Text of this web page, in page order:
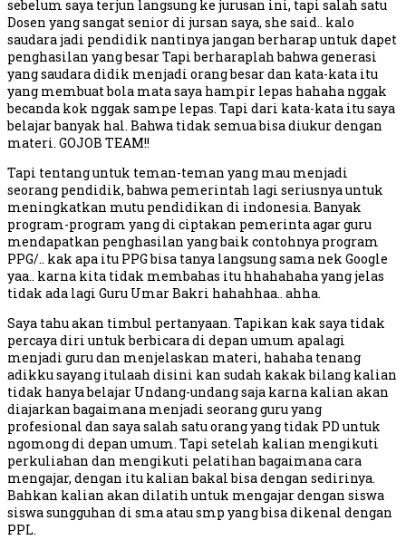
sebelum saya terjun langsung ke jurusan ini, tapi salah satu
Dosen yang sangat senior di jursan saya, she said.. kalo
saudara jadi pendidik nantinya jangan berharap untuk dapet
penghasilan yang besar Tapi berharaplah bahwa generasi
yang saudara didik menjadi orang besar dan kata-kata itu
yang membuat bola mata saya hampir lepas hahaha nggak
becanda kok nggak sampe lepas. Tapi dari kata-kata itu saya
belajar banyak hal. Bahwa tidak semua bisa diukur dengan
materi. GOJOB TEAM!!
Tapi tentang untuk teman-teman yang mau menjadi
seorang pendidik, bahwa pemerintah lagi seriusnya untuk
meningkatkan mutu pendidikan di indonesia. Banyak
program-program yang di ciptakan pemerinta agar guru
mendapatkan penghasilan yang baik contohnya program
PPG/.. kak apa itu PPG bisa tanya langsung sama nek Google
yaa.. karna kita tidak membahas itu hhahahaha yang jelas
tidak ada lagi Guru Umar Bakri hahahhaa.. ahha.
Saya tahu akan timbul pertanyaan. Tapikan kak saya tidak
percaya diri untuk berbicara di depan umum apalagi
menjadi guru dan menjelaskan materi, hahaha tenang
adikku sayang itulaah disini kan sudah kakak bilang kalian
tidak hanya belajar Undang-undang saja karna kalian akan
diajarkan bagaimana menjadi seorang guru yang
profesional dan saya salah satu orang yang tidak PD untuk
ngomong di depan umum. Tapi setelah kalian mengikuti
perkuliahan dan mengikuti pelatihan bagaimana cara
mengajar, dengan itu kalian bakal bisa dengan sedirinya.
Bahkan kalian akan dilatih untuk mengajar dengan siswa
siswa sungguhan di sma atau smp yang bisa dikenal dengan
PPL.